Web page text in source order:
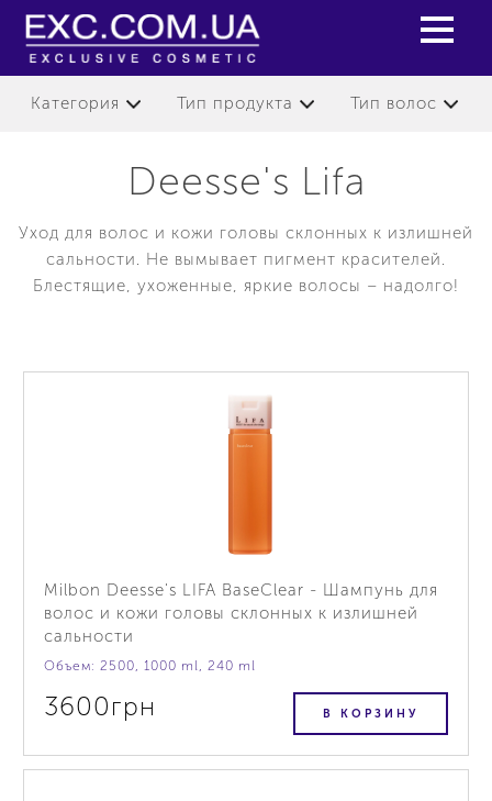
Категория Тип продукта Тип волос
Deesse's Lifa
Уход для волос и кожи головы склонных к излишней
сальности. Не вымывает пигмент красителей.
Блестящие, ухоженные, яркие волосы – надолго!
Milbon Deesse's LIFA BaseClear - Шампунь для
волос и кожи головы склонных к излишней
сальности
В КОРЗИНУ
3600грн
Объем: 2500, 1000 ml, 240 ml